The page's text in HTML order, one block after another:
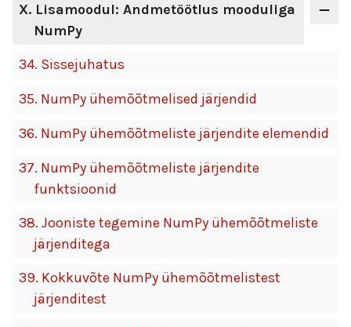
X. Lisamoodul: Andmetöötlus mooduliga
NumPy
34. Sissejuhatus
35. NumPy ühemõõtmelised järjendid
36. NumPy ühemõõtmeliste järjendite elemendid
37. NumPy ühemõõtmeliste järjendite
funktsioonid
38. Jooniste tegemine NumPy ühemõõtmeliste
järjenditega
39. Kokkuvõte NumPy ühemõõtmelistest
järjenditest